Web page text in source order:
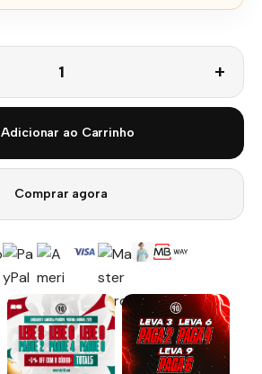
Adicionar ao Carrinho
Comprar agora